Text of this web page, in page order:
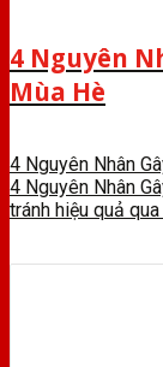
4 Nguyên
Mùa Hè
4 Nguyên Nhân
4 Nguyên Nhân
tránh hiệu quả qua